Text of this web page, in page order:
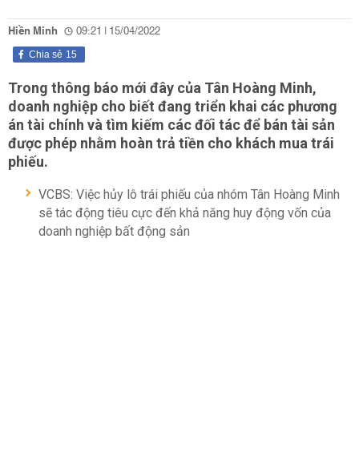
Hiền Minh 09:21 | 15/04/2022
15
Chia sẻ
Trong thông báo mới đây của Tân Hoàng Minh,
doanh nghiệp cho biết đang triển khai các phương
án tài chính và tìm kiếm các đối tác để bán tài sản
được phép nhằm hoàn trả tiền cho khách mua trái
phiếu.
VCBS: Việc hủy lô trái phiếu của nhóm Tân Hoàng Minh
sẽ tác động tiêu cực đến khả năng huy động vốn của
doanh nghiệp bất động sản